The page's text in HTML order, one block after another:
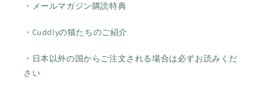
・メールマガジン購読特典
・Cuddlyの猫たちのご紹介
・日本以外の国からご注文される場合は必ずお読みくだ
さい